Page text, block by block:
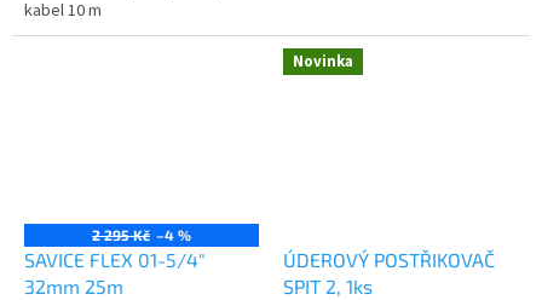
kabel 10 m
2 295 Kč –4 %
SAVICE FLEX 01-5/4"
32mm 25m
Novinka
ÚDEROVÝ POSTŘIKOVAČ
SPIT 2, 1ks